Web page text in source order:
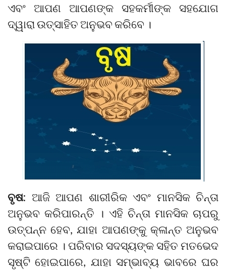
ଏବଂ ଆପଣ ଆପଣଙ୍କ ସହକର୍ମୀଙ୍କ ସହଯୋଗ
ଦ୍ୱାରା ଉତ୍ସାହିତ ଅନୁଭବ କରିବେ ।
ବୃଷ: ଆଜି ଆପଣ ଶାରୀରିକ ଏବଂ ମାନସିକ ଚିନ୍ତା
ଅନୁଭବ କରିପାରନ୍ତି । ଏହି ଚିନ୍ତା ମାନସିକ ଚାପରୁ
ଉତ୍ପନ୍ନ ହେବ, ଯାହା ଆପଣଙ୍କୁ କ୍ଳାନ୍ତ ଅନୁଭବ
କରାଇପାରେ । ପରିବାର ସଦସ୍ୟଙ୍କ ସହିତ ମତଭେଦ
ସୃଷ୍ଟି ହୋଇପାରେ, ଯାହା ସମ୍ଭାବ୍ୟ ଭାବରେ ଘର